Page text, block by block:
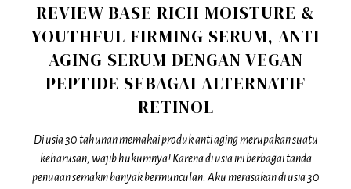
REVIEW BASE RICH MOISTURE &
YOUTHFUL FIRMING SERUM, ANTI
AGING SERUM DENGAN VEGAN
PEPTIDE SEBAGAI ALTERNATIF
RETINOL
Di usia 30 tahunan memakai produk anti aging merupakan suatu
keharusan, wajib hukumnya! Karena di usia ini berbagai tanda
penuaan semakin banyak bermunculan. Aku merasakan di usia 30